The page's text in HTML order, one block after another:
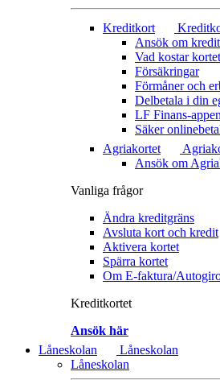
Kreditkort
Ansök om
Vad kostar
Försäkringar
Förmåner och
Delbetala i din
LF Finans-appen
Säker
Agriakortet
Ansök om
Vanliga frågor
Ändra kreditgräns
Avsluta kort och kredit
Aktivera kortet
Spärra kortet
Om E-faktura/
Kreditkortet
Ansök här
Låneskolan
Låneskolan
Låneskolan